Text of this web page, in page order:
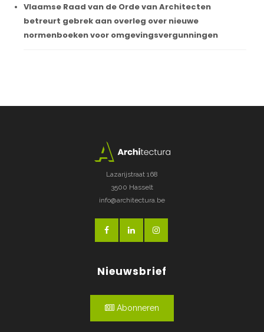
Vlaamse Raad van de Orde van Architecten
betreurt gebrek aan overleg over nieuwe
normenboeken voor omgevingsvergunningen
Lazarijstraat 168
3500 Hasselt
info@architectura.be
Nieuwsbrief
Abonneren